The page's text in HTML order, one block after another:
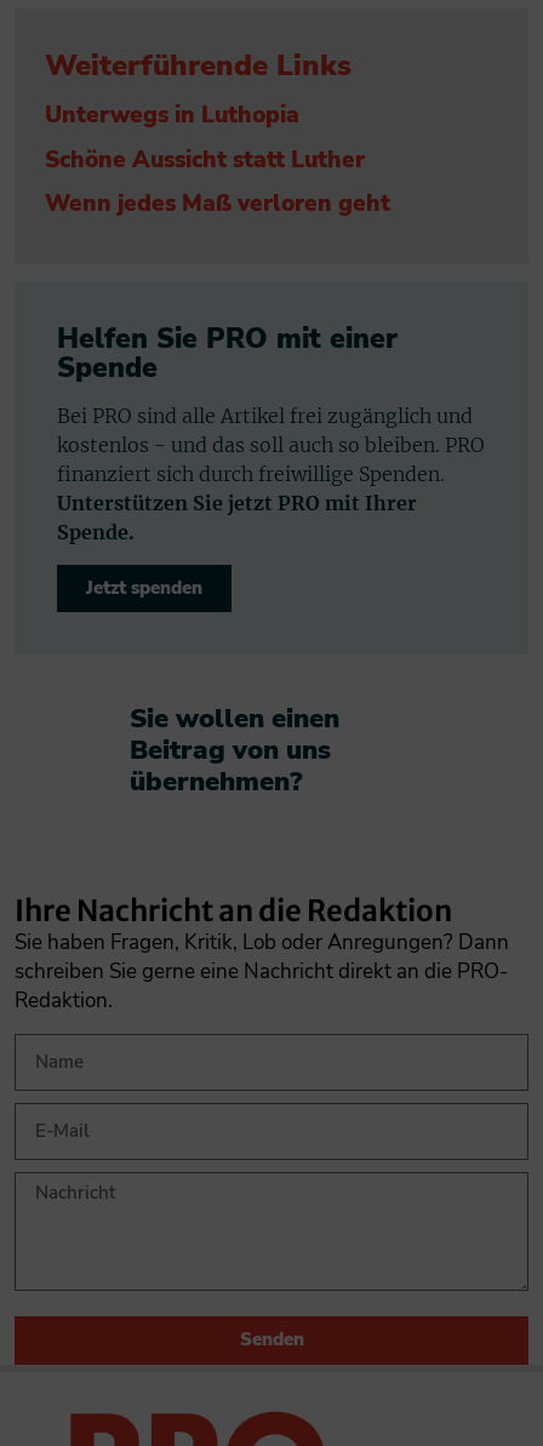
Weiterführende Links
Unterwegs in Luthopia
Schöne Aussicht statt Luther
Wenn jedes Maß verloren geht
Helfen Sie PRO mit einer
Spende
Bei PRO sind alle Artikel frei zugänglich und
kostenlos - und das soll auch so bleiben. PRO
finanziert sich durch freiwillige Spenden.
Unterstützen Sie jetzt PRO mit Ihrer
Spende.
Jetzt spenden
Sie wollen einen
Beitrag von uns
übernehmen?​
Ihre Nachricht an die Redaktion
Sie haben Fragen, Kritik, Lob oder Anregungen? Dann
schreiben Sie gerne eine Nachricht direkt an die PRO-
Redaktion.
Senden